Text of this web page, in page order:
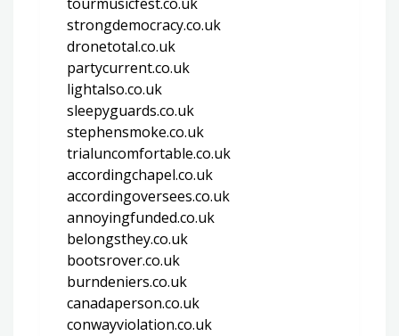
strongdemocracy.co.uk
dronetotal.co.uk
partycurrent.co.uk
lightalso.co.uk
sleepyguards.co.uk
stephensmoke.co.uk
trialuncomfortable.co.uk
accordingchapel.co.uk
accordingoversees.co.uk
annoyingfunded.co.uk
belongsthey.co.uk
bootsrover.co.uk
burndeniers.co.uk
canadaperson.co.uk
conwayviolation.co.uk